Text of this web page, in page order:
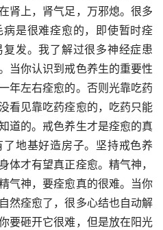
肾上，肾气足，万邪熄。很多
是很难痊愈的，即使暂时痊
发。我了解过很多神经症患
当你认识到戒色养生的重要性
年左右痊愈的。否则光靠吃药
看见靠吃药痊愈的，吃药只能
道的。戒色养生才是痊愈的真
地基好造房子。坚持戒色养
体才有望真正痊愈。精气神，
气神，要痊愈真的很难。当你
然痊愈了，很多心结也自动解
要砸开它很难，但是放在阳光